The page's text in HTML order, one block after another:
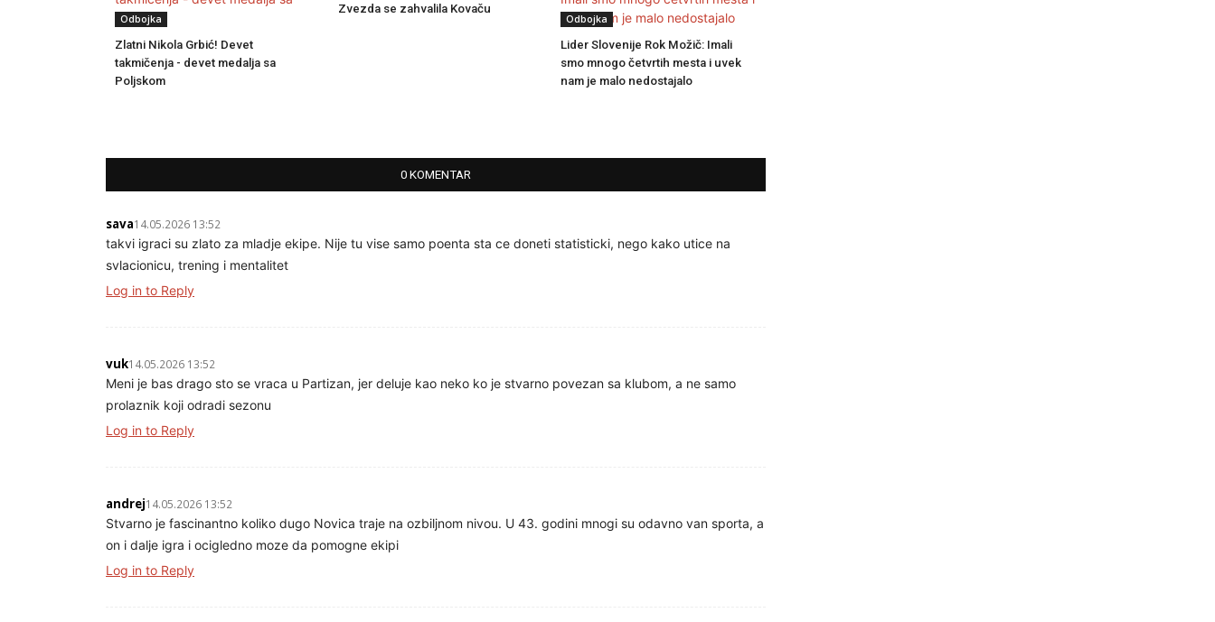
Odbojka
Zlatni Nikola Grbić! Devet
takmičenja - devet medalja sa
Poljskom
Zvezda se zahvalila Kovaču
Odbojka
Lider Slovenije Rok Možič: Imali
smo mnogo četvrtih mesta i uvek
nam je malo nedostajalo
0 KOMENTAR
sava14.05.2026 13:52
takvi igraci su zlato za mladje ekipe. Nije tu vise samo poenta sta ce doneti statisticki, nego kako utice na
svlacionicu, trening i mentalitet
Log in to Reply
vuk14.05.2026 13:52
Meni je bas drago sto se vraca u Partizan, jer deluje kao neko ko je stvarno povezan sa klubom, a ne samo
prolaznik koji odradi sezonu
Log in to Reply
andrej14.05.2026 13:52
Stvarno je fascinantno koliko dugo Novica traje na ozbiljnom nivou. U 43. godini mnogi su odavno van sporta, a
on i dalje igra i ocigledno moze da pomogne ekipi
Log in to Reply